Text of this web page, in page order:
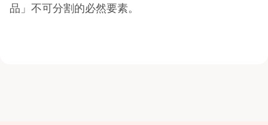
品」不可分割的必然要素。